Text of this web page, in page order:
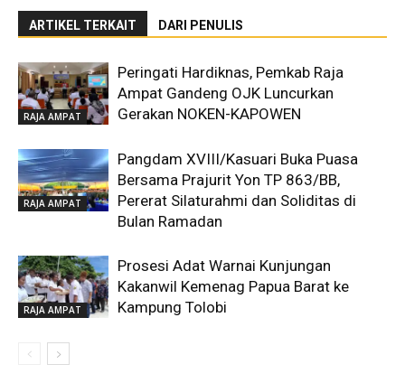
ARTIKEL TERKAIT DARI PENULIS
RAJA AMPAT
Peringati Hardiknas, Pemkab Raja
Ampat Gandeng OJK Luncurkan
Gerakan NOKEN-KAPOWEN
RAJA AMPAT
Pangdam XVIII/Kasuari Buka Puasa
Bersama Prajurit Yon TP 863/BB,
Pererat Silaturahmi dan Soliditas di
Bulan Ramadan
RAJA AMPAT
Prosesi Adat Warnai Kunjungan
Kakanwil Kemenag Papua Barat ke
Kampung Tolobi